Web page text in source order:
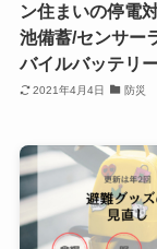
ン住まいの停電
池備蓄/センサー
バイルバッテリ
2021年4月4日 防災